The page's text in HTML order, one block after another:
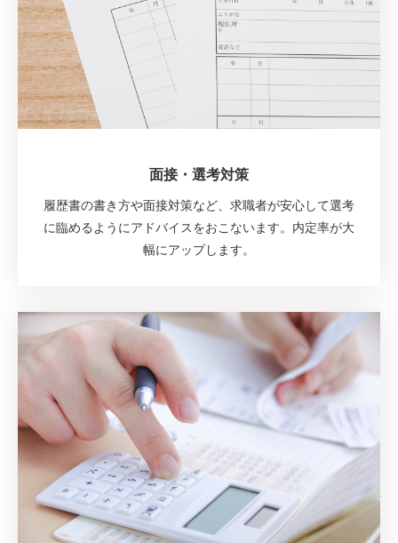
面接・選考対策
履歴書の書き方や面接対策など、求職者が安心して選考
に臨めるようにアドバイスをおこないます。内定率が大
幅にアップします。